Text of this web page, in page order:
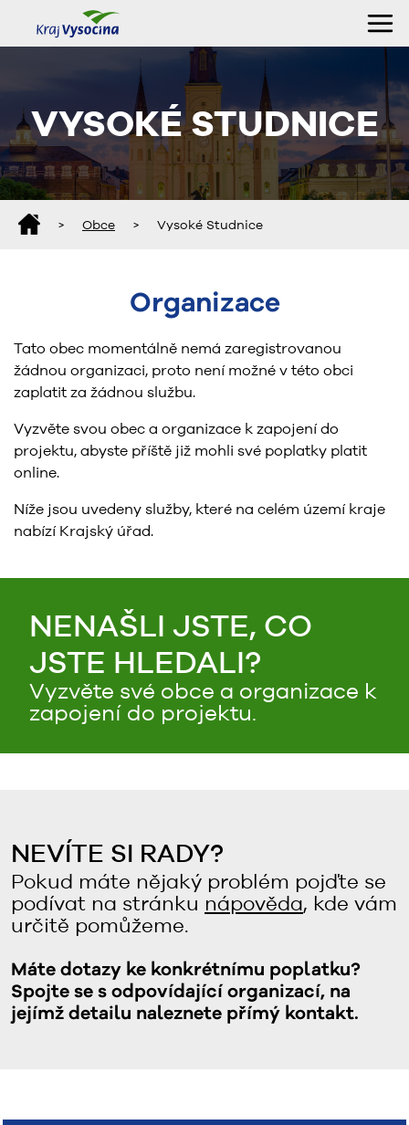
VYSOKÉ STUDNICE
> Obce > Vysoké Studnice
Organizace
Tato obec momentálně nemá zaregistrovanou
žádnou organizaci, proto není možné v této obci
zaplatit za žádnou službu.
Vyzvěte svou obec a organizace k zapojení do
projektu, abyste příště již mohli své poplatky platit
online.
Níže jsou uvedeny služby, které na celém území kraje
nabízí Krajský úřad.
NENAŠLI JSTE, CO
JSTE HLEDALI?
Vyzvěte své obce a organizace k
zapojení do projektu.
NEVÍTE SI RADY?
Pokud máte nějaký problém pojďte se
podívat na stránku nápověda, kde vám
určitě pomůžeme.
Máte dotazy ke konkrétnímu poplatku?
Spojte se s odpovídající organizací, na
jejímž detailu naleznete přímý kontakt.